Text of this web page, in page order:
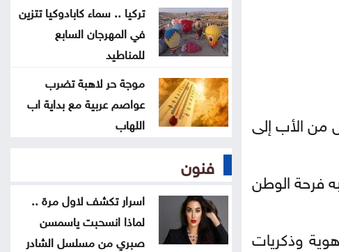
من الأب إلى
فرحة الوطن
وذكريات
إيران: مفاوضات مضيق هرمز مع
عُمان في مراحلها النهائية
الرئيس الإيراني: صعوبة التواصل مع
المرشد مجتبى خامنئي
تركيا .. سماء كابادوكيا تتزين
في المهرجان السابع
للمناطيد
موجة حر لاهبة تضرب
عواصم عربية مع بداية اب
اللهاب
فنون
اسرار تكشف لاول مرة ..
لماذا انسحبت ياسمسن
صبري من مسلسل الشادر